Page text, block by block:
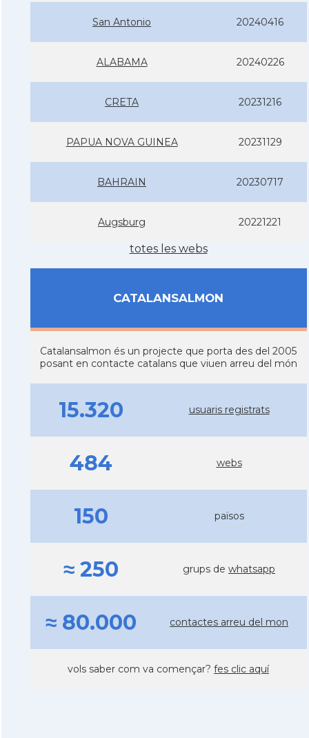
San Antonio 20240416
ALABAMA 20240226
CRETA 20231216
PAPUA NOVA GUINEA 20231129
BAHRAIN 20230717
Augsburg 20221221
totes les webs
CATALANSALMON
Catalansalmon és un projecte que porta des del 2005
posant en contacte catalans que viuen arreu del món
15.320 usuaris registrats
484 webs
150 països
≈ 250 grups de whatsapp
≈ 80.000 contactes arreu del mon
vols saber com va començar? fes clic aquí